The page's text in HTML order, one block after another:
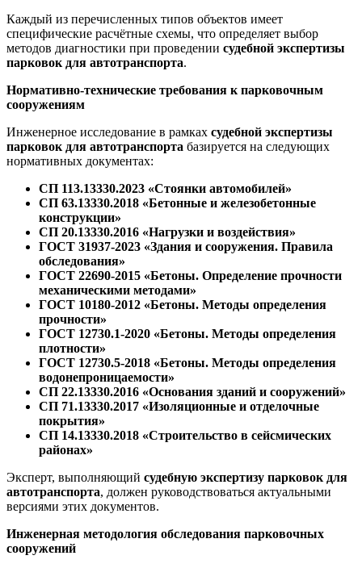
Каждый из перечисленных типов объектов имеет
специфические расчётные схемы, что определяет выбор
методов диагностики при проведении судебной экспертизы
парковок для автотранспорта.
Нормативно-технические требования к парковочным
сооружениям
Инженерное исследование в рамках судебной экспертизы
парковок для автотранспорта базируется на следующих
нормативных документах:
СП 113.13330.2023 «Стоянки автомобилей»
СП 63.13330.2018 «Бетонные и железобетонные
конструкции»
СП 20.13330.2016 «Нагрузки и воздействия»
ГОСТ 31937-2023 «Здания и сооружения. Правила
обследования»
ГОСТ 22690-2015 «Бетоны. Определение прочности
механическими методами»
ГОСТ 10180-2012 «Бетоны. Методы определения
прочности»
ГОСТ 12730.1-2020 «Бетоны. Методы определения
плотности»
ГОСТ 12730.5-2018 «Бетоны. Методы определения
водонепроницаемости»
СП 22.13330.2016 «Основания зданий и сооружений»
СП 71.13330.2017 «Изоляционные и отделочные
покрытия»
СП 14.13330.2018 «Строительство в сейсмических
районах»
Эксперт, выполняющий судебную экспертизу парковок для
автотранспорта, должен руководствоваться актуальными
версиями этих документов.
Инженерная методология обследования парковочных
сооружений